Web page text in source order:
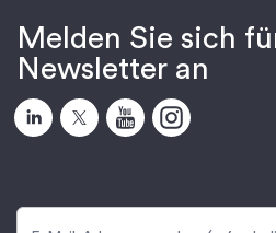
Melden Sie sich
Newsletter an